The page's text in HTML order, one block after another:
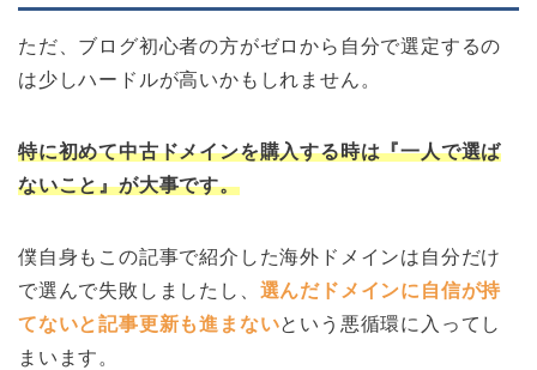
ただ、ブログ初心者の方がゼロから自分で選定するの
は少しハードルが高いかもしれません。
特に初めて中古ドメインを購入する時は『一人で選ば
ないこと』が大事です。
僕自身もこの記事で紹介した海外ドメインは自分だけ
で選んで失敗しましたし、 選んだドメインに自信が持
てないと記事更新も進まないという悪循環に入ってし
まいます。